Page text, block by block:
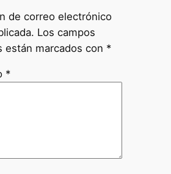
de correo electrónico
Los campos
están marcados con *
*